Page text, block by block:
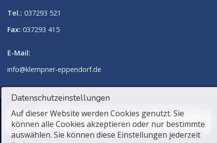
Tel.: 037293 521
Fax: 037293 415
E-Mail:
info@klempner-eppendorf.de
Datenschutzeinstellungen
Auf dieser Website werden Cookies genutzt. Sie
können alle Cookies akzeptieren oder nur bestimmte
auswählen. Sie können diese Einstellungen jederzeit